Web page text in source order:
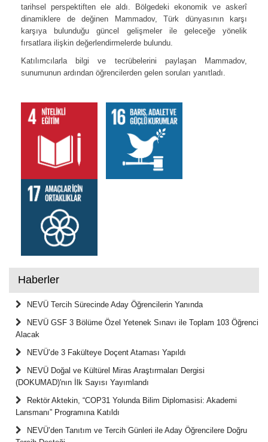
tarihsel perspektiften ele aldı. Bölgedeki ekonomik ve askerî
dinamiklere de değinen Mammadov, Türk dünyasının karşı
karşıya bulunduğu güncel gelişmeler ile geleceğe yönelik
fırsatlara ilişkin değerlendirmelerde bulundu.
Katılımcılarla bilgi ve tecrübelerini paylaşan Mammadov,
sunumunun ardından öğrencilerden gelen soruları yanıtladı.
Haberler
NEVÜ Tercih Sürecinde Aday Öğrencilerin Yanında
NEVÜ GSF 3 Bölüme Özel Yetenek Sınavı ile Toplam 103 Öğrenci
Alacak
NEVÜ’de 3 Fakülteye Doçent Ataması Yapıldı
NEVÜ Doğal ve Kültürel Miras Araştırmaları Dergisi
(DOKUMAD)'nın İlk Sayısı Yayımlandı
Rektör Aktekin, “COP31 Yolunda Bilim Diplomasisi: Akademi
Lansmanı” Programına Katıldı
NEVÜ’den Tanıtım ve Tercih Günleri ile Aday Öğrencilere Doğru